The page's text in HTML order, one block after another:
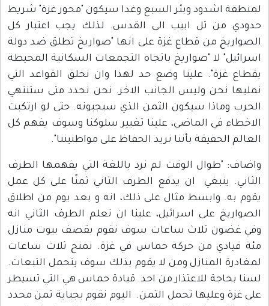
لمنطقة اشدود وبئر السبع وغدا سيكون "محور غزة" شريط
حدودي من تل ابيب الى القدس. لذلك يجب اعتبار كل
الصواريخ من قطاع غزة على انها "صواريخ تطلق ضد دولة
اسرائيل" لا "صواريخ باتجاه التجمعات السكانية المحيطة
بقطاع غزة". علينا وضع حد لهذا وان نخلق القواعد التي
نمليها نحن وليس الجانب الاخر. نحن نحدد متى ستنتهي
الحرب وماذا سيكون الثمن الذي سيجبونه. حتى لو ارتكبت
الاخطاء في الماضي، علينا تغيير سلوكنا وسوف يفهم كل
العالم الحقيقة بأننا نريد الحفاظ على مواطنيننا".
واضاف: "طوال الوقت لم نرد باللغة التي يفهمها الطرف
الثاني. ينبغي ان يدفع الطرف الثاني ثمنًا على كل عمل
يقوم به. وابسط مثال على ذلك، انه و بعد يوم من اطلاق
الصواريخ على اسرائيل، علينا ان نعلم الطرف الثاني انه
وفي غضون ثلاث ساعات سوف نقوم بقصف بيوت منازل
مئة قيادي من حركة حماس في غزة. نمنح ثلاث ساعات
لمغادرة المنازل ومن لا يقوم بذلك سوف يتحمل التبعات.
لسنا بحاجة للاعتذار من احد. قيادة حماس هي التي تسيطر
على غزة وعليها تحمل الثمن. اليوم نقوم بجباية ثمن محدد